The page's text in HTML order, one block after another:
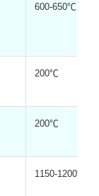
600-650℃
200℃
200℃
1150-1200℃